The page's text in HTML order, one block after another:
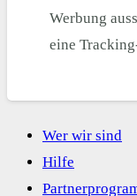
Werbung
eine
Wer wir sind
Hilfe